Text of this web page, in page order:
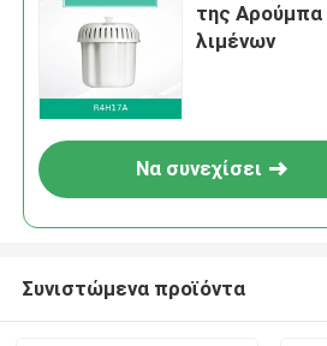
της Αρούμπα
λιμένων
Να συνεχίσει
Συνιστώμενα προϊόντα